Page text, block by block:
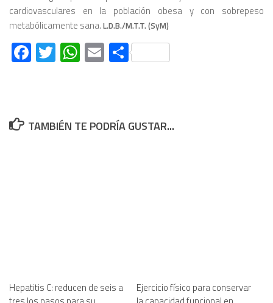
cardiovasculares en la población obesa y con sobrepeso
metabólicamente sana. L.D.B./M.T.T. (SyM)
Facebook
Twitter
WhatsApp
EmailCompartir
TAMBIÉN TE PODRÍA GUSTAR...
Hepatitis C: reducen de seis a
Ejercicio físico para conservar